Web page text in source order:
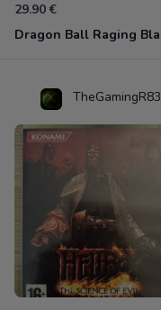
29.90 €
TheGamingR83